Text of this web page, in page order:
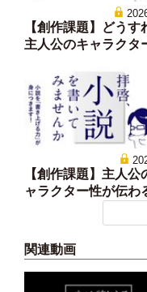
【創作課題】どうす
主人公のキャラクタ
【創作課題】主人公
ャラクター性が伝わ
関連動画